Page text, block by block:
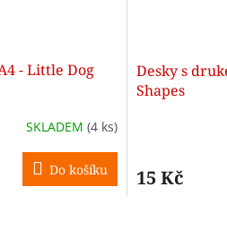
- Little Dog
SKLADEM (4 ks)
Do košíku
Desky s
Shapes
15 Kč